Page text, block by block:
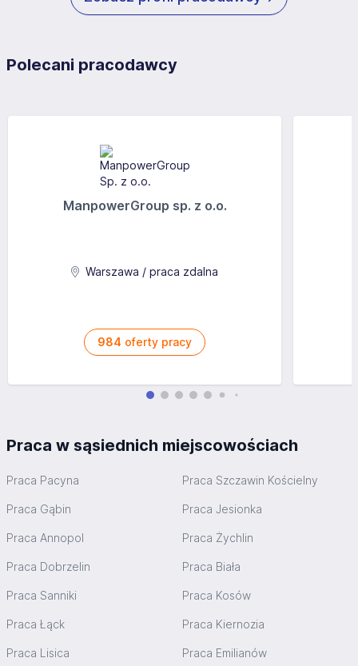
Polecani pracodawcy
ManpowerGroup sp. z o.o.
Warszawa / praca zdalna
984 oferty pracy
Praca w sąsiednich miejscowościach
Praca Pacyna Praca Szczawin Kościelny
Praca Gąbin Praca Jesionka
Praca Annopol Praca Żychlin
Praca Dobrzelin Praca Biała
Praca Sanniki Praca Kosów
Praca Łąck Praca Kiernozia
Praca Lisica Praca Emilianów